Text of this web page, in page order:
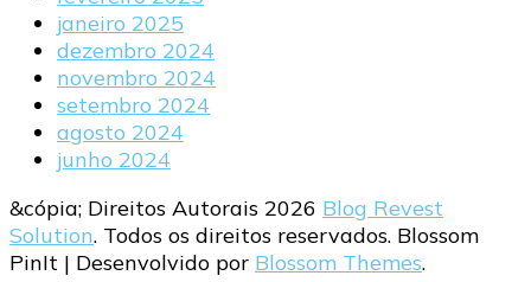
janeiro 2025
dezembro 2024
novembro 2024
setembro 2024
agosto 2024
junho 2024
&cópia; Direitos Autorais 2026 Blog Revest
Solution. Todos os direitos reservados. Blossom
PinIt | Desenvolvido por Blossom Themes.